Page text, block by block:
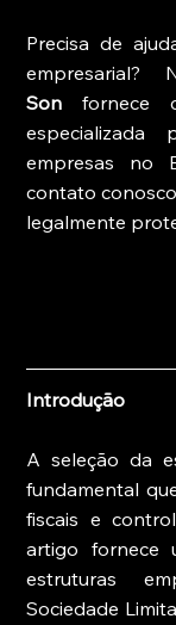
Precisa de
Son fornece
empresas no
contato
legalmente
Introdução
A seleção da
fundamental
fiscais e
artigo fornece
estruturas
Sociedade